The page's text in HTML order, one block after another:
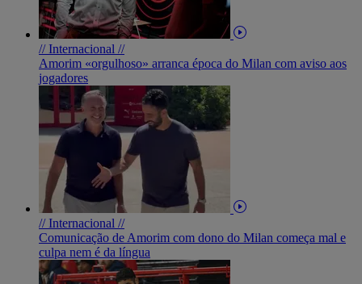
// Internacional //
Amorim «orgulhoso» arranca época do Milan com aviso aos
jogadores
// Internacional //
Comunicação de Amorim com dono do Milan começa mal e
culpa nem é da língua